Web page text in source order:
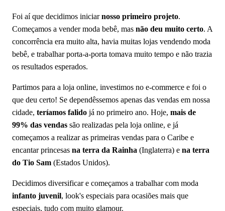
Foi aí que decidimos iniciarnosso primeiro projeto.
Começamos a vender moda bebê, mas não deu muito certo. A
concorrência era muito alta, havia muitas lojas vendendo moda
bebê, e trabalhar porta-a-porta tomava muito tempo e não trazia
os resultados esperados.
Partimos para a loja online, investimos no e-commerce e foi o
que deu certo! Se dependêssemos apenas das vendas em nossa
cidade, teríamos falido já no primeiro ano. Hoje, mais de
99% das vendas são realizadas pela loja online, e já
começamos a realizar as primeiras vendas para o Caribe e
encantar princesas na terra da Rainha (Inglaterra) e na terra
do Tio Sam (Estados Unidos).
Decidimos diversificar e começamos a trabalhar com moda
infanto juvenil, look's especiais para ocasiões mais que
especiais, tudo com muito glamour.